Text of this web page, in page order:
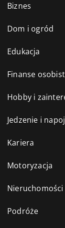
Biznes
Dom i ogród
Edukacja
Finanse
Hobby i
Jedzenie i
Kariera
Motoryzacja
Nieruchomości
Podróże